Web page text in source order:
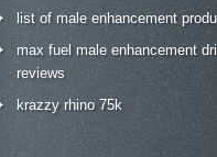
list of male enhancement
max fuel male enhancement
reviews
krazzy rhino 75k